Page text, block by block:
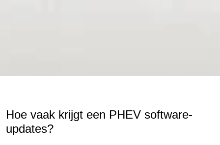
Hoe vaak krijgt een PHEV software-
updates?